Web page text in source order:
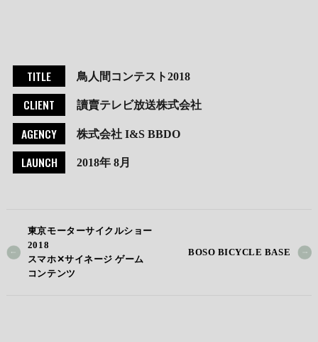
TITLE 鳥人間コンテスト2018
CLIENT 讀賣テレビ放送株式会社
AGENCY 株式会社 I&S BBDO
LAUNCH 2018年 8月
東京モーターサイクルショー
2018
スマホ✕サイネージ ゲーム
コンテンツ
BOSO BICYCLE BASE